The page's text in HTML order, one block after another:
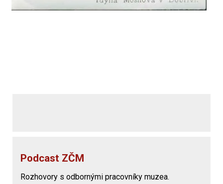
Podcast ZČM
Rozhovory s odbornými pracovníky muzea.